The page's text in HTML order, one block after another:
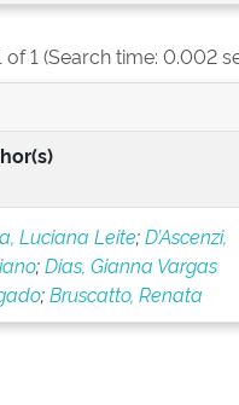
of 1 (Search time: 0.002
Luciana Leite;D’Ascenzi,
;Dias, Gianna Vargas
;Bruscatto, Renata